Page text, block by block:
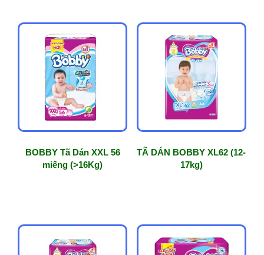
BOBBY Tã Dán XXL 56
miếng (>16Kg)
TÃ DÁN BOBBY XL62 (12-
17kg)